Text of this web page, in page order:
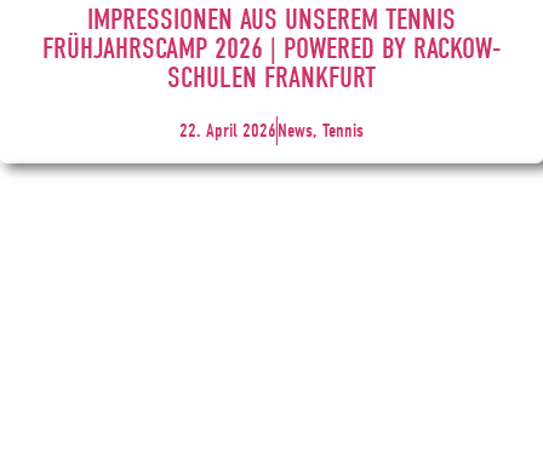
IMPRESSIONEN AUS UNSEREM TENNIS
FRÜHJAHRSCAMP 2026 | POWERED BY RACKOW-
SCHULEN FRANKFURT
22. April 2026News, Tennis